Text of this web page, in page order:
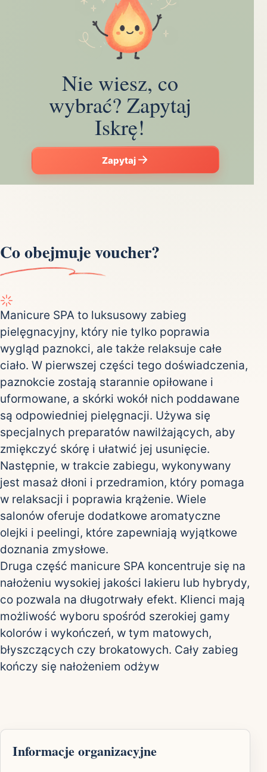
Nie wiesz, co
wybrać? Zapytaj
Iskrę!
Zapytaj
Co obejmuje voucher?
Manicure SPA to luksusowy zabieg
pielęgnacyjny, który nie tylko poprawia
wygląd paznokci, ale także relaksuje całe
ciało. W pierwszej części tego doświadczenia,
paznokcie zostają starannie opiłowane i
uformowane, a skórki wokół nich poddawane
są odpowiedniej pielęgnacji. Używa się
specjalnych preparatów nawilżających, aby
zmiękczyć skórę i ułatwić jej usunięcie.
Następnie, w trakcie zabiegu, wykonywany
jest masaż dłoni i przedramion, który pomaga
w relaksacji i poprawia krążenie. Wiele
salonów oferuje dodatkowe aromatyczne
olejki i peelingi, które zapewniają wyjątkowe
doznania zmysłowe.
Druga część manicure SPA koncentruje się na
nałożeniu wysokiej jakości lakieru lub hybrydy,
co pozwala na długotrwały efekt. Klienci mają
możliwość wyboru spośród szerokiej gamy
kolorów i wykończeń, w tym matowych,
błyszczących czy brokatowych. Cały zabieg
kończy się nałożeniem odżyw
Informacje organizacyjne